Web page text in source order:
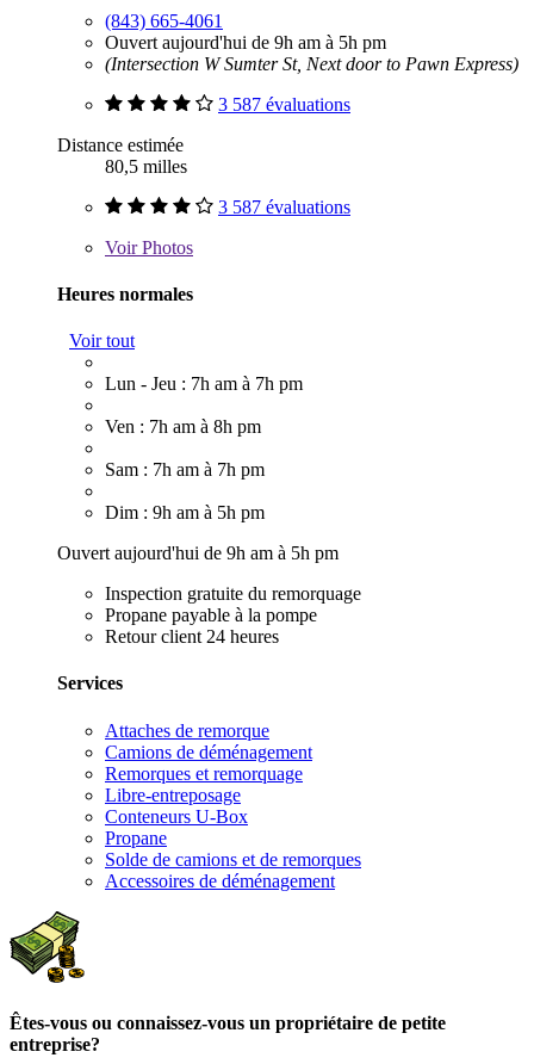
(843) 665-4061
Ouvert aujourd'hui de 9h am à 5h pm
(Intersection W Sumter St, Next door to Pawn Express)
3 587 évaluations
Distance estimée
80,5 milles
3 587 évaluations
VoirPhotos
Heures normales
Voir tout
Lun - Jeu : 7h am à 7h pm
Ven : 7h am à 8h pm
Sam : 7h am à 7h pm
Dim : 9h am à 5h pm
Ouvert aujourd'hui de 9h am à 5h pm
Inspection gratuite du remorquage
Propane payable à la pompe
Retour client 24 heures
Services
Attaches de remorque
Camions de déménagement
Remorques et remorquage
Libre-entreposage
Conteneurs U-Box
Propane
Solde de camions et de remorques
Accessoires de déménagement
Êtes-vous ou connaissez-vous un propriétaire de petite
entreprise?